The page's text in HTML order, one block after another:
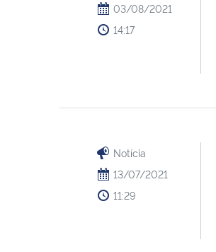
03/08/2021
14:17
Notícia
13/07/2021
11:29